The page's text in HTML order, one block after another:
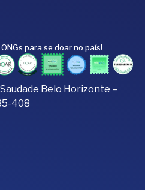
para se doar no país!
Belo Horizonte –
408